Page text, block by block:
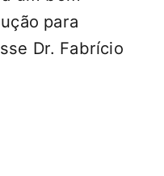
para
Dr. Fabrício